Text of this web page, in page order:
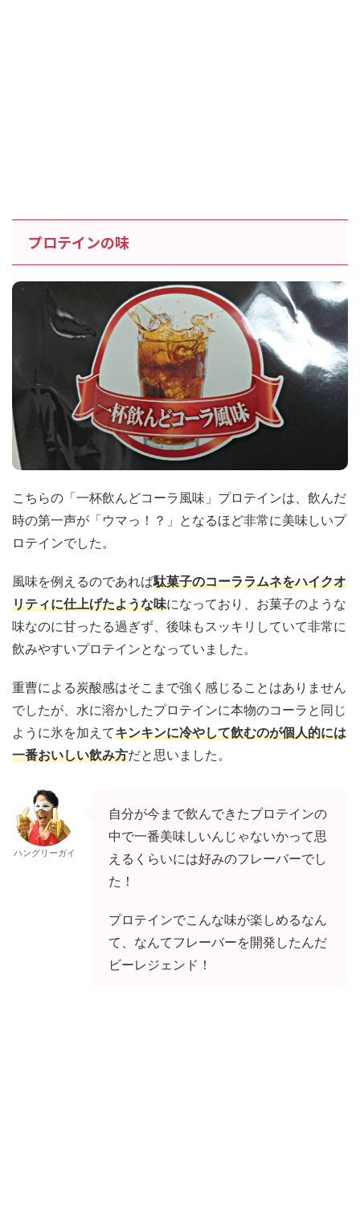
プロテインの味
こちらの「一杯飲んどコーラ風味」プロテインは、飲んだ
時の第一声が「ウマっ！？」となるほど非常に美味しいプ
ロテインでした。
風味を例えるのであれば駄菓子のコーララムネをハイクオ
リティに仕上げたような味になっており、お菓子のような
味なのに甘ったる過ぎず、後味もスッキリしていて非常に
飲みやすいプロテインとなっていました。
重曹による炭酸感はそこまで強く感じることはありません
でしたが、水に溶かしたプロテインに本物のコーラと同じ
ように氷を加えてキンキンに冷やして飲むのが個人的には
一番おいしい飲み方だと思いました。
ハングリーガイ
自分が今まで飲んできたプロテインの
中で一番美味しいんじゃないかって思
えるくらいには好みのフレーバーでし
た！
プロテインでこんな味が楽しめるなん
て、なんてフレーバーを開発したんだ
ビーレジェンド！